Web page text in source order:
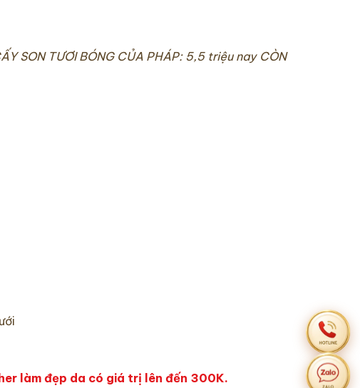
SON TƯƠI BÓNG CỦA PHÁP: 5,5 triệu nay CÒN
làm đẹp da có giá trị lên đến 300K.